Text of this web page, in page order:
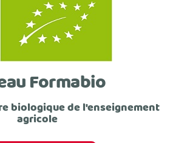
Formabio
biologique de l'enseignement
agricole